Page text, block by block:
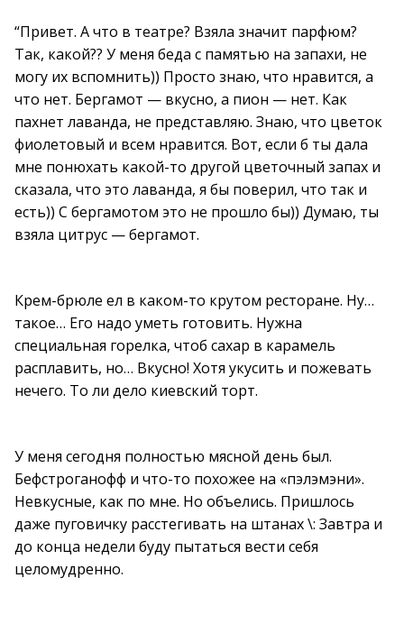
“Привет. А что в театре? Взяла значит парфюм?
Так, какой?? У меня беда с памятью на запахи, не
могу их вспомнить)) Просто знаю, что нравится, а
что нет. Бергамот — вкусно, а пион — нет. Как
пахнет лаванда, не представляю. Знаю, что цветок
фиолетовый и всем нравится. Вот, если б ты дала
мне понюхать какой-то другой цветочный запах и
сказала, что это лаванда, я бы поверил, что так и
есть)) С бергамотом это не прошло бы)) Думаю, ты
взяла цитрус — бергамот.
Крем-брюле ел в каком-то крутом ресторане. Ну…
такое… Его надо уметь готовить. Нужна
специальная горелка, чтоб сахар в карамель
расплавить, но… Вкусно! Хотя укусить и пожевать
нечего. То ли дело киевский торт.
У меня сегодня полностью мясной день был.
Бефстроганофф и что-то похожее на «пэлэмэни».
Невкусные, как по мне. Но объелись. Пришлось
даже пуговичку расстегивать на штанах \: Завтра и
до конца недели буду пытаться вести себя
целомудренно.